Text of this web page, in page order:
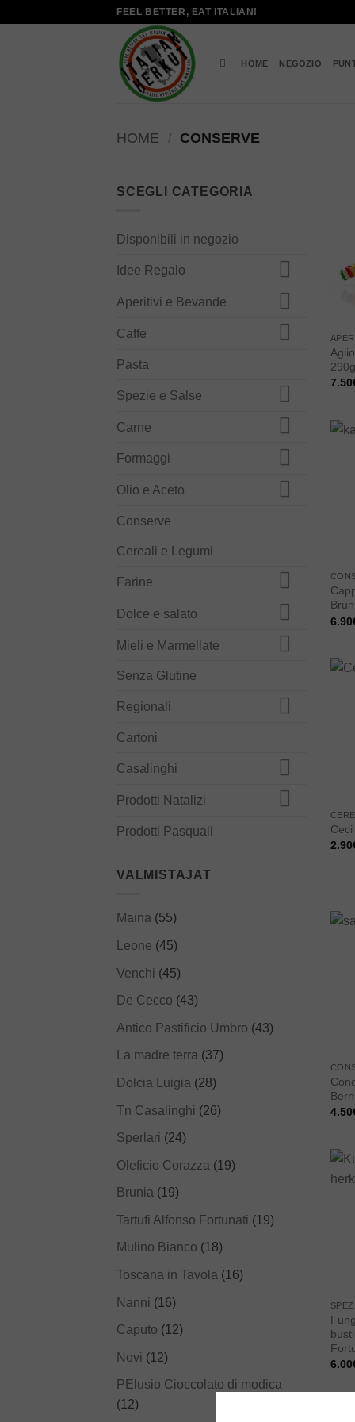
FEEL BETTER, EAT ITALIAN!
HOME NEGOZIO
HOME / CONSERVE
SCEGLI CATEGORIA
Disponibili in negozio
Idee Regalo
Aperitivi e Bevande
Caffe
Pasta
Spezie e Salse
Carne
Formaggi
Olio e Aceto
Conserve
Cereali e Legumi
Farine
Dolce e salato
Mieli e Marmellate
Senza Glutine
Regionali
Cartoni
Casalinghi
Prodotti Natalizi
Prodotti Pasquali
VALMISTAJAT
Maina (55)
Leone (45)
Venchi (45)
De Cecco (43)
Antico Pastificio Umbro (43)
La madre terra (37)
Dolcia Luigia (28)
Tn Casalinghi (26)
Sperlari (24)
Oleficio Corazza (19)
Brunia (19)
Tartufi Alfonso Fortunati (19)
Mulino Bianco (18)
Toscana in Tavola (16)
Nanni (16)
Caputo (12)
Novi (12)
PElusio Cioccolato di modica
(12)
7.50
6.90
2.90
Berni
4.50
6.00